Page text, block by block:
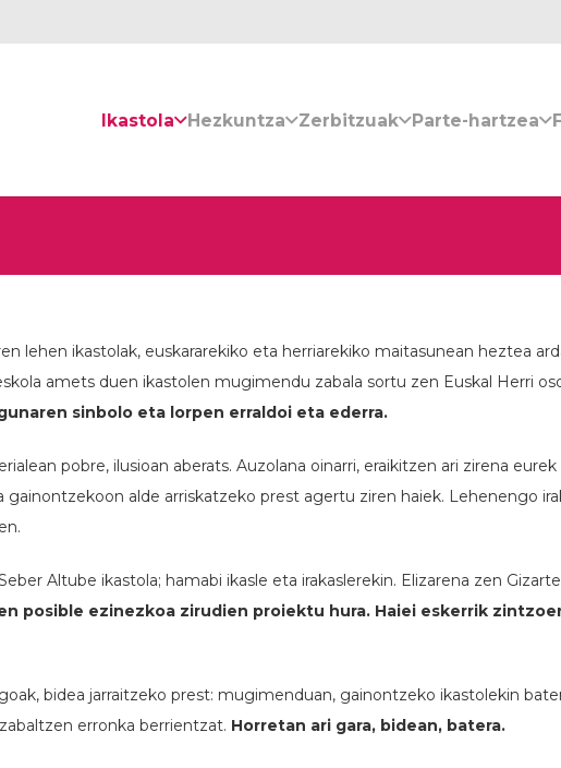
Ikastola Hezkuntza Zerbitzuak Parte-hartzea
lehen ikastolak, euskararekiko eta herriarekiko maitasunean heztea
amets duen ikastolen mugimendu zabala sortu zen Euskal Herri
sinbolo eta lorpen erraldoi eta ederra.
pobre, ilusioan aberats. Auzolana oinarri, eraikitzen ari zirena
alde arriskatzeko prest agertu ziren haiek. Lehenengo
Altube ikastola; hamabi ikasle eta irakaslerekin. Elizarena zen
posible ezinezkoa zirudien proiektu hura. Haiei eskerrik
bidea jarraitzeko prest: mugimenduan, gainontzeko ikastolekin
erronka berrientzat. Horretan ari gara, bidean, batera.